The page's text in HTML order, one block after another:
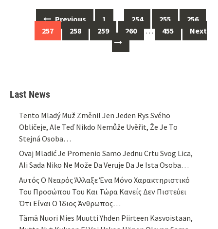
navigation
Previous 1 … 254 255
256
257
258 259 260 … 455 Next
Last News
Tento Mladý Muž Změnil Jen Jeden Rys Svého
Obličeje, Ale Teď Nikdo Nemůže Uvěřit, Že Je To
Stejná Osoba…
Ovaj Mladić Je Promenio Samo Jednu Crtu Svog Lica,
Ali Sada Niko Ne Može Da Veruje Da Je Ista Osoba…
Αυτός Ο Νεαρός Άλλαξε Ένα Μόνο Χαρακτηριστικό
Του Προσώπου Του Και Τώρα Κανείς Δεν Πιστεύει
Ότι Είναι Ο Ίδιος Άνθρωπος…
Tämä Nuori Mies Muutti Yhden Piirteen Kasvoistaan,